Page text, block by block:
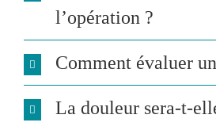
l’opération ?
Comment évaluer
La douleur sera-t-